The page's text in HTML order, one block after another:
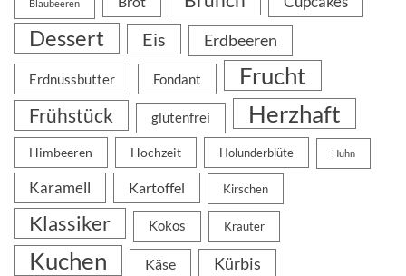
Blaubeeren
Dessert Eis Erdbeeren
Erdnussbutter Fondant Frucht
Frühstück glutenfrei Herzhaft
Himbeeren Hochzeit Holunderblüte Huhn
Karamell Kartoffel Kirschen
Klassiker Kokos Kräuter
Kuchen Käse Kürbis